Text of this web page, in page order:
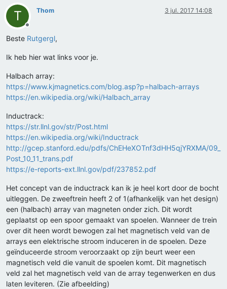
T
Offline
Thom 3 jul. 2017 14:08
Beste Rutgergl,
Ik heb hier wat links voor je.
Halbach array:
https://www.kjmagnetics.com/blog.asp?p=halbach-arrays
https://en.wikipedia.org/wiki/Halbach_array
Inductrack:
https://str.llnl.gov/str/Post.html
https://en.wikipedia.org/wiki/Inductrack
http://gcep.stanford.edu/pdfs/ChEHeXOTnf3dHH5qjYRXMA/09_
Post_10_11_trans.pdf
https://e-reports-ext.llnl.gov/pdf/237852.pdf
Het concept van de inductrack kan ik je heel kort door de bocht
uitleggen. De zweeftrein heeft 2 of 1(afhankelijk van het design)
een (halbach) array van magneten onder zich. Dit wordt
geplaatst op een spoor gemaakt van spoelen. Wanneer de trein
over dit heen wordt bewogen zal het magnetisch veld van de
arrays een elektrische stroom induceren in de spoelen. Deze
geïnduceerde stroom veroorzaakt op zijn beurt weer een
magnetisch veld die vanuit de spoelen komt. Dit magnetisch
veld zal het magnetisch veld van de array tegenwerken en dus
laten leviteren. (Zie afbeelding)